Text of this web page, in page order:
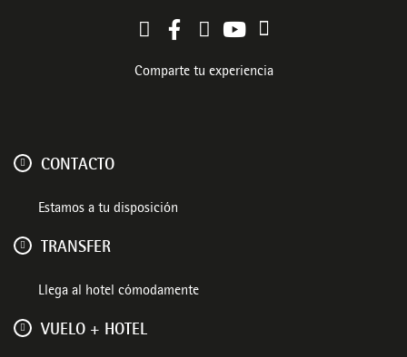
Comparte tu experiencia
CONTACTO
Estamos a tu disposición
TRANSFER
Llega al hotel cómodamente
VUELO + HOTEL